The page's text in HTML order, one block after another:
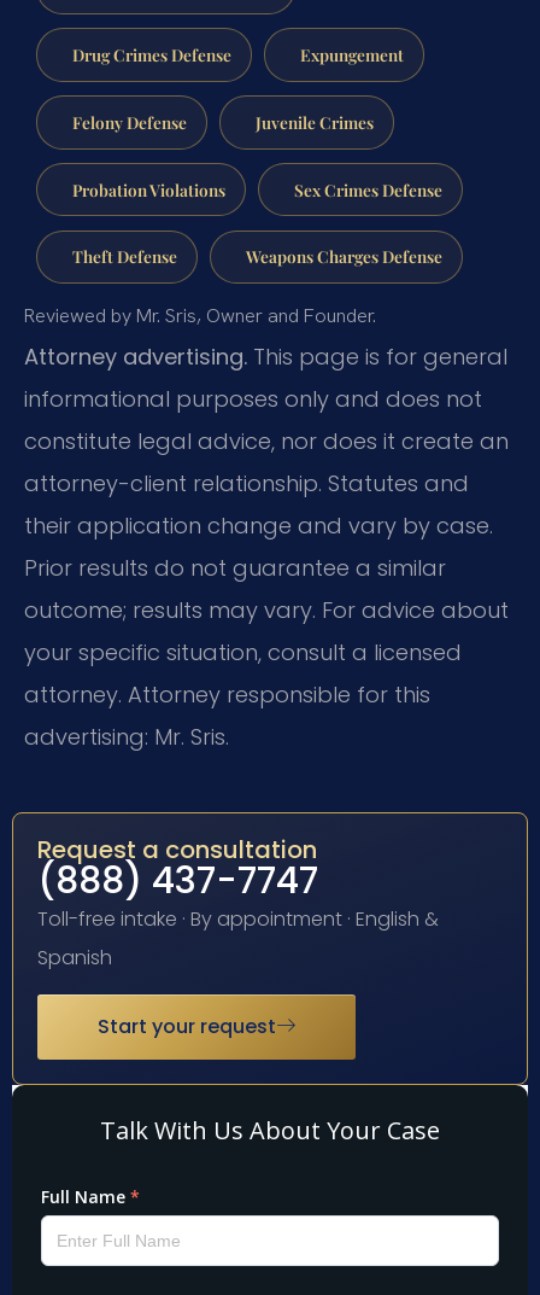
Drug Crimes Defense Expungement
Felony Defense Juvenile Crimes
Probation Violations Sex Crimes Defense
Theft Defense Weapons Charges Defense
Reviewed by Mr. Sris, Owner and Founder.
Attorney advertising. This page is for general
informational purposes only and does not
constitute legal advice, nor does it create an
attorney-client relationship. Statutes and
their application change and vary by case.
Prior results do not guarantee a similar
outcome; results may vary. For advice about
your specific situation, consult a licensed
attorney. Attorney responsible for this
advertising: Mr. Sris.
Request a consultation
(888) 437-7747
Toll-free intake · By appointment · English &
Spanish
Start your request